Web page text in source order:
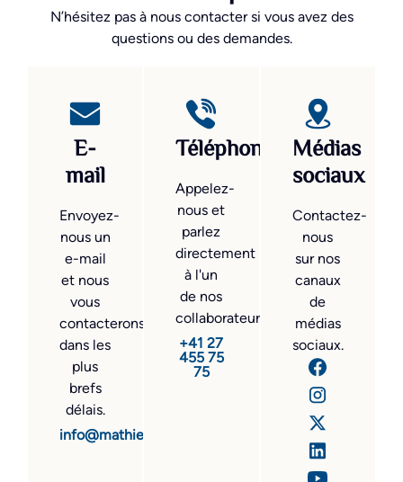
N’hésitez pas à nous contacter si vous avez des
questions ou des demandes.
E-
mail
Envoyez-
nous un
e-mail
et nous
vous
contacterons
dans les
plus
brefs
délais.
info@mathier.com
Téléphone
Appelez-
nous et
parlez
directement
à l'un
de nos
collaborateurs.
+41 27
455 75
75
Médias
sociaux
Contactez-
nous
sur nos
canaux
de
médias
sociaux.